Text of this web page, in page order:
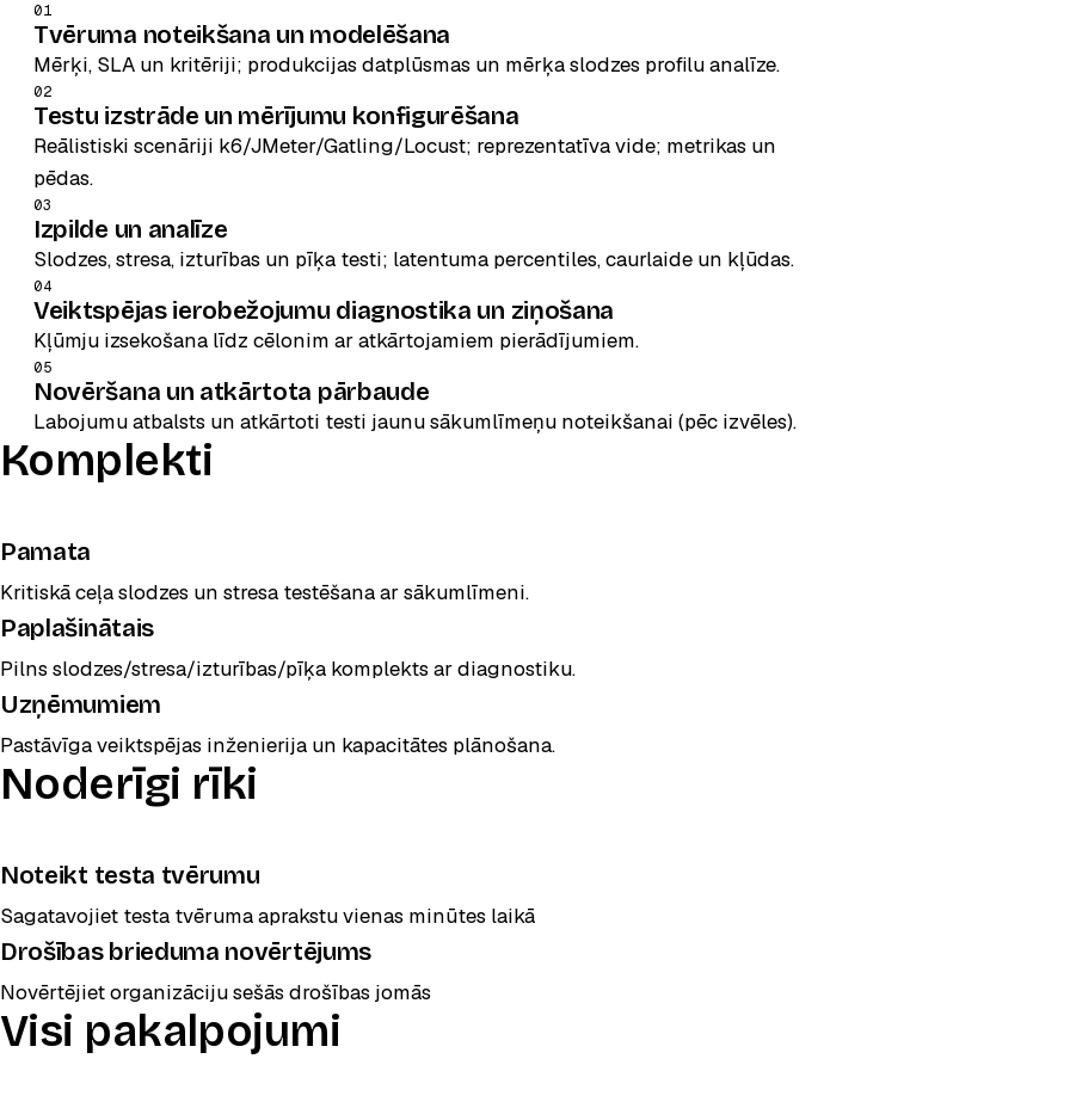
01
Tvēruma noteikšana un modelēšana
Mērķi, SLA un kritēriji; produkcijas datplūsmas un mērķa slodzes profilu analīze.
02
Testu izstrāde un mērījumu konfigurēšana
Reālistiski scenāriji k6/JMeter/Gatling/Locust; reprezentatīva vide; metrikas un
pēdas.
03
Izpilde un analīze
Slodzes, stresa, izturības un pīķa testi; latentuma percentiles, caurlaide un kļūdas.
04
Veiktspējas ierobežojumu diagnostika un ziņošana
Kļūmju izsekošana līdz cēlonim ar atkārtojamiem pierādījumiem.
05
Novēršana un atkārtota pārbaude
Labojumu atbalsts un atkārtoti testi jaunu sākumlīmeņu noteikšanai (pēc izvēles).
Komplekti
Pamata
Kritiskā ceļa slodzes un stresa testēšana ar sākumlīmeni.
Paplašinātais
Pilns slodzes/stresa/izturības/pīķa komplekts ar diagnostiku.
Uzņēmumiem
Pastāvīga veiktspējas inženierija un kapacitātes plānošana.
Noderīgi rīki
Noteikt testa tvērumu
Sagatavojiet testa tvēruma aprakstu vienas minūtes laikā
Drošības brieduma novērtējums
Novērtējiet organizāciju sešās drošības jomās
Visi pakalpojumi